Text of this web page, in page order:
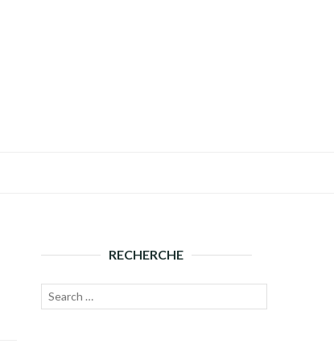
RECHERCHE
Recherche